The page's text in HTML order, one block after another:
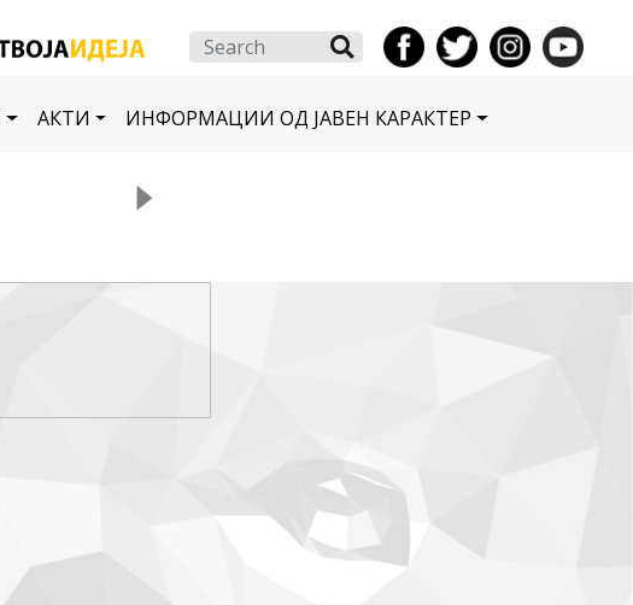
Search
АКТИ ИНФОРМАЦИИ ОД ЈАВЕН КАРАКТЕР